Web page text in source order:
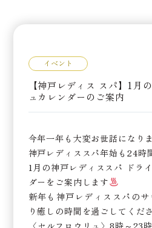
イベント
【神戸レディス スパ】1月
ュカレンダーのご案内
今年一年も大変お世話になりま
神戸レディススパ年始も24時
1月の神戸レディススパ ドラ
ダーをご案内します
新年も神戸レディススパの
り癒しの時間を過ごしてくださ
〈セルフロウリュ〉8時～23